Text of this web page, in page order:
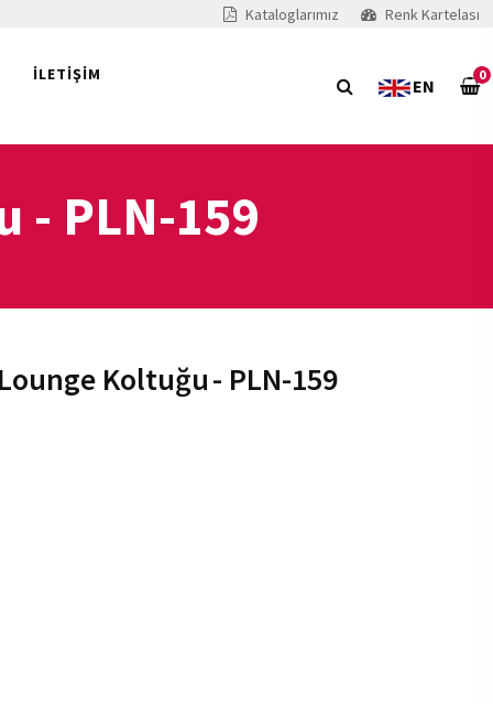
Kataloglarımız Renk Kartelası
İLETİŞİM
EN
0
- PLN-159
Koltuğu- PLN-159